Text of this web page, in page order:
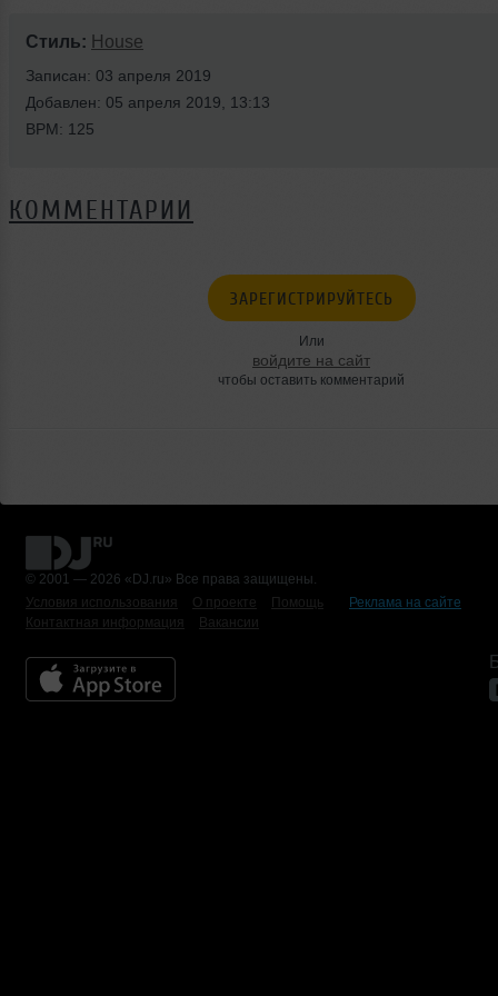
Стиль: House
Записан: 03 апреля 2019
Добавлен: 05 апреля 2019, 13:13
BPM: 125
КОММЕНТАРИИ
ЗАРЕГИСТРИРУЙТЕСЬ
Или
войдите на сайт
чтобы оставить комментарий
© 2001 — 2026 «DJ.ru» Все права защищены.
Условия использования
О проекте Помощь
Реклама на сайте
Контактная информация
Вакансии